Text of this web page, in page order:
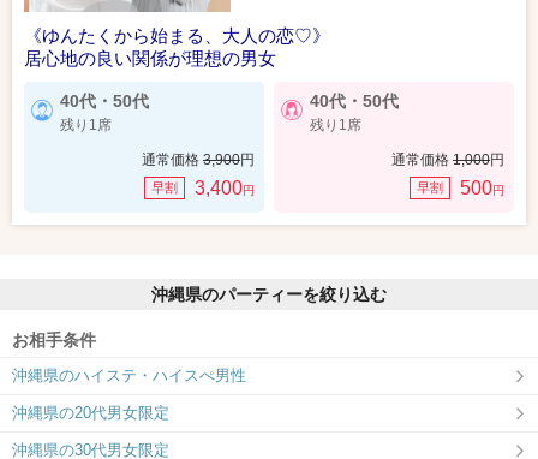
《ゆんたくから始まる、大人の恋♡》
居心地の良い関係が理想の男女
40代・50代
残り1席
通常価格 3,900円
早割 3,400円
40代・50代
残り1席
通常価格 1,000円
早割 500円
沖縄県のパーティーを絞り込む
お相手条件
沖縄県のハイステ・ハイスぺ男性
沖縄県の20代男女限定
沖縄県の30代男女限定